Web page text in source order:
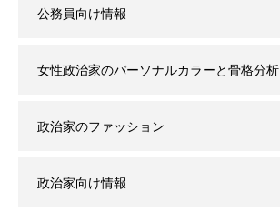
公務員向け情報
女性政治家のパーソナルカラーと骨格分析
政治家のファッション
政治家向け情報